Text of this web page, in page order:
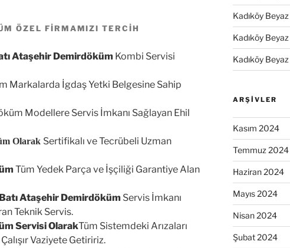
ÖZEL FİRMAMIZI TERCİH
Ataşehir Demirdöküm Kombi Servisi
Markalarda İgdaş Yetki Belgesine Sahip
Modellere Servis İmkanı Sağlayan Ehil
Olarak Sertifikalı ve Tecrübeli Uzman
Tüm Yedek Parça ve İşçiliği Garantiye Alan
Batı Ataşehir Demirdöküm Servis İmkanı
Teknik Servis.
Servisi OlarakTüm Sistemdeki Arızaları
Vaziyete Getiririz.
Kadıköy
Kadıköy
Kadıköy
ARŞIVLER
Kasım 2024
Temmuz 2024
Haziran 2024
Mayıs 2024
Nisan 2024
Şubat 2024